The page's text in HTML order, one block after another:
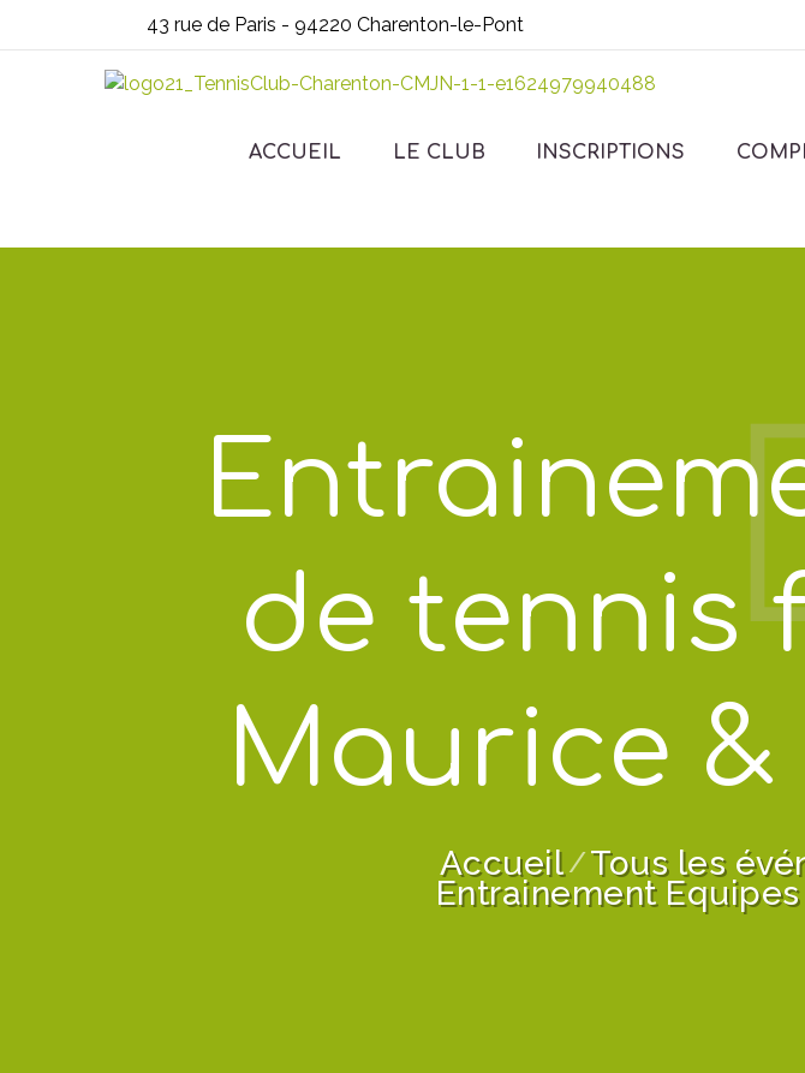
43 rue de Paris - 94220 Charenton-le-Pont
ACCUEIL LE CLUB INSCRIPTIONS
de tennis
Maurice
Accueil Tous les
Entrainement